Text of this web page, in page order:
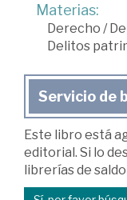
Materias:
Derecho /
Delitos
Servicio de
Este libro está
editorial. Si lo
librerías de